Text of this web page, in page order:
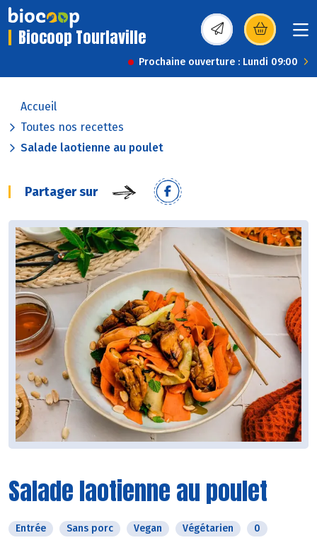
Biocoop Tourlaville (s’ouvre dans une
Prochaine ouverture : Lundi 09:00
Accueil
Toutes nos recettes
Salade laotienne au poulet
Partager sur
Salade laotienne au poulet
Entrée Sans porc Vegan Végétarien 0